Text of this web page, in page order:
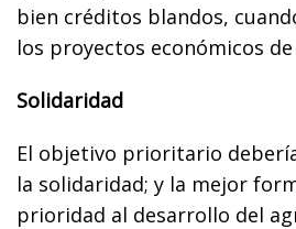
bien créditos blandos,
los proyectos económicos
Solidaridad
El objetivo prioritario
la solidaridad; y la mejor
prioridad al desarrollo del